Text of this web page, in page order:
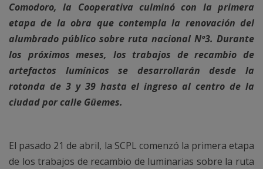
Comodoro, la Cooperativa culminó con la primera
etapa de la obra que contempla la renovación del
alumbrado público sobre ruta nacional Nº3. Durante
los próximos meses, los trabajos de recambio de
artefactos lumínicos se desarrollarán desde la
rotonda de 3 y 39 hasta el ingreso al centro de la
ciudad por calle Güemes.
El pasado 21 de abril, la SCPL comenzó la primera etapa
de los trabajos de recambio de luminarias sobre la ruta